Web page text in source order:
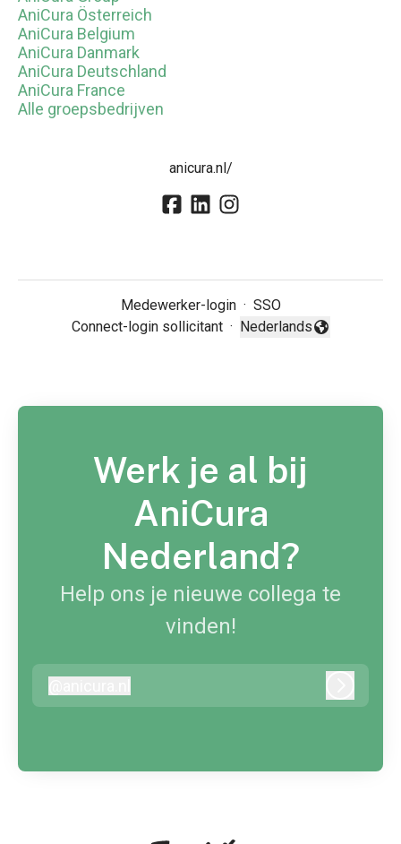
AniCura Österreich
AniCura Belgium
AniCura Danmark
AniCura Deutschland
AniCura France
Alle groepsbedrijven
anicura.nl/
Medewerker-login · SSO
Connect-login sollicitant ·
Taal wijzigen
Nederlands
Werk je al bij
AniCura
Nederland?
Help ons je nieuwe collega te
vinden!
anicura.nl